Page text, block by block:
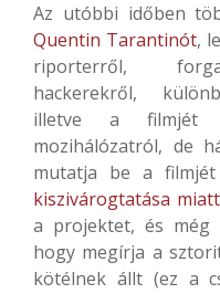
Az utóbbi időben
Quentin Tarantinót,
riporterről,
hackerekről,
illetve a filmjét
mozihálózatról, de
mutatja be a
kiszivárogtatása miatt
a projektet, és még
hogy megírja a
kötélnek állt (ez a